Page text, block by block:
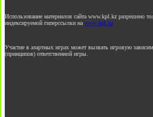
Использование материалов сайта www.kpl.kz разрешено
индексируемой гиперссылки на www.kpl.kz
Участие в азартных играх может вызвать игровую
(принципов) ответственной игры.